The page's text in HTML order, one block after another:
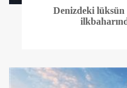
Denizdeki lüksün